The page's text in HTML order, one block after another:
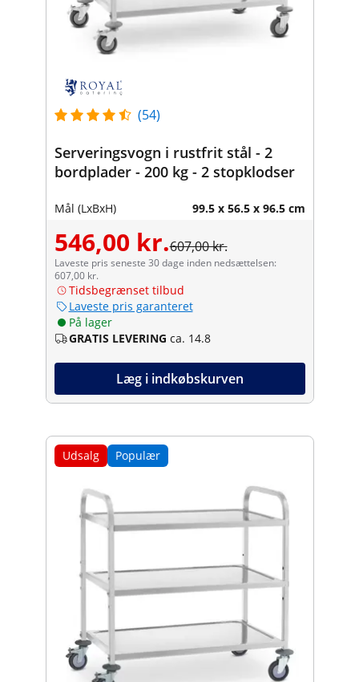
(54)
Serveringsvogn i rustfrit stål - 2
bordplader - 200 kg - 2 stopklodser
Mål (LxBxH) 99.5 x 56.5 x 96.5 cm
546,00 kr.607,00 kr.
Laveste pris seneste 30 dage inden nedsættelsen:
607,00 kr.
Tidsbegrænset tilbud
Laveste pris garanteret
På lager
GRATIS LEVERING ca. 14.8
Læg i indkøbskurven
Udsalg Populær